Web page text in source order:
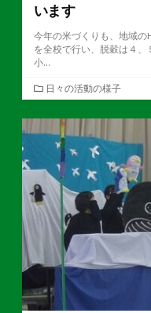
います
今年の米づくりも、地域の
を全校で行い、脱穀は４
小...
カ
テ
ゴ
リ
日々の活動の様子